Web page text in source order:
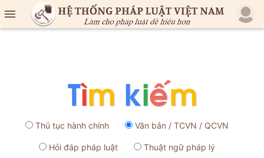

Thủ tục hành chính Văn bản / TCVN / QCVN
Hỏi đáp pháp luật Thuật ngữ pháp lý